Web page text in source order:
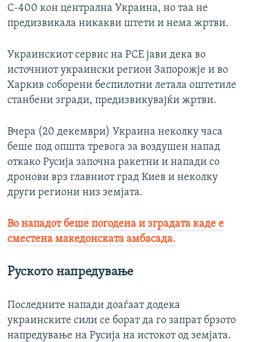
С-400 кон централна Украина, но таа не
предизвикала никакви штети и нема жртви.
Украинскиот сервис на РСЕ јави дека во
источниот украински регион Запорожје и во
Харкив соборени беспилотни летала оштетиле
станбени згради, предизвикувајќи жртви.
Вчера (20 декември) Украина неколку часа
беше под општа тревога за воздушен напад
откако Русија започна ракетни и напади со
дронови врз главниот град Киев и неколку
други региони низ земјата.
Во нападот беше погодена и зградата каде е
сместена македонската амбасада.
Руското напредување
Последните напади доаѓаат додека
украинските сили се борат да го запрат брзото
напредување на Русија на истокот од земјата.